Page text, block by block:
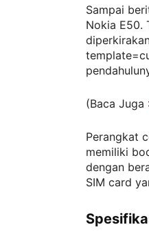
Sampai
Nokia E50.
(Baca Juga
Perangkat
memiliki
dengan
SIM card